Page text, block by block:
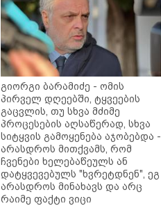
გიორგი ბარამიძე - ომის
პირველ დღეებში, ტყვეების
გაცვლის, თუ სხვა მძიმე
პროცესების აღსაწერად, სხვა
სიტყვის გამოყენება აჯობებდა -
არასდროს მითქვამს, რომ
ჩვენები ხელებაწეულს ან
დატყვევებულს "ხვრეტდნენ", ეგ
არასდროს მინახავს და არც
რაიმე ფაქტი ვიცი